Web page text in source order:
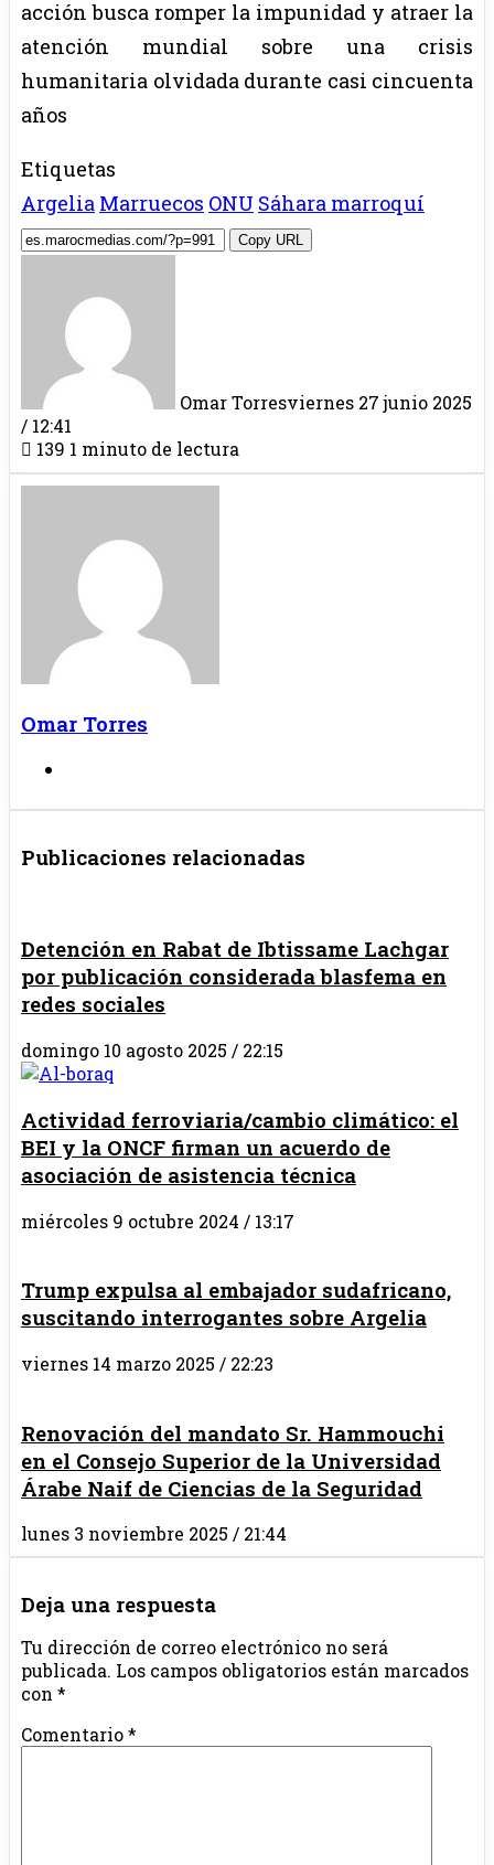
acción busca romper la impunidad y atraer la
atención mundial sobre una crisis
humanitaria olvidada durante casi cincuenta
años
Etiquetas
Argelia Marruecos ONU Sáhara marroquí
Copy URL
Omar Torresviernes 27 junio 2025
/ 12:41
139 1 minuto de lectura
Omar Torres
Publicaciones relacionadas
Detención en Rabat de Ibtissame Lachgar
por publicación considerada blasfema en
redes sociales
domingo 10 agosto 2025 / 22:15
Actividad ferroviaria/cambio climático: el
BEI y la ONCF firman un acuerdo de
asociación de asistencia técnica
miércoles 9 octubre 2024 / 13:17
Trump expulsa al embajador sudafricano,
suscitando interrogantes sobre Argelia
viernes 14 marzo 2025 / 22:23
Renovación del mandato Sr. Hammouchi
en el Consejo Superior de la Universidad
Árabe Naif de Ciencias de la Seguridad
lunes 3 noviembre 2025 / 21:44
Deja una respuesta
Tu dirección de correo electrónico no será
publicada. Los campos obligatorios están marcados
con *
Comentario*